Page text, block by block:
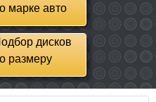
марке авто
дисков
размеру